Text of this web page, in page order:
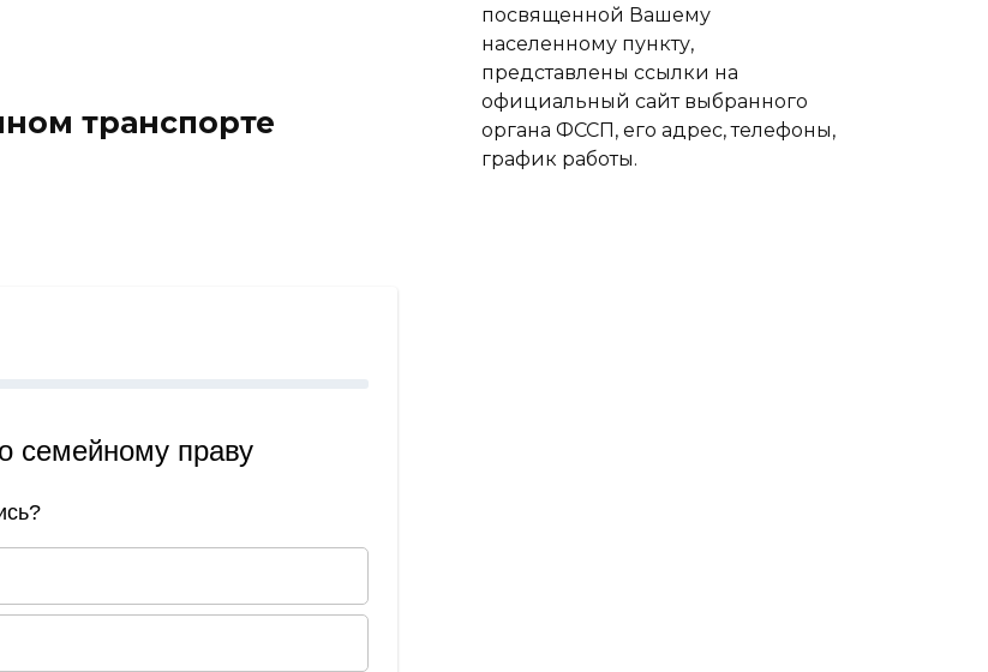
транспорте
посвященной Вашему
населенному пункту,
представлены ссылки на
официальный сайт выбранного
органа ФССП, его адрес, телефоны,
график работы.